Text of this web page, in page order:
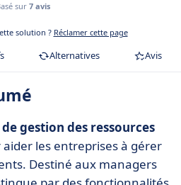
sur 7 avis
solution ? Réclamer cette page
Alternatives Avis
gestion des ressources
les entreprises à gérer
Destiné aux managers